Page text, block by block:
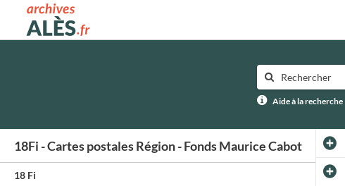
Archives municipales d'Alès
Aide à la recherche
18Fi - Cartes postales Région - Fonds Maurice Cabot
18 Fi